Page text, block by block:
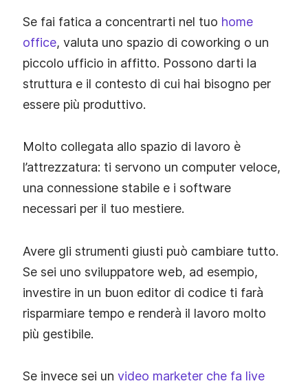
Se fai fatica a concentrarti nel tuo home
office, valuta uno spazio di coworking o un
piccolo ufficio in affitto. Possono darti la
struttura e il contesto di cui hai bisogno per
essere più produttivo.
Molto collegata allo spazio di lavoro è
l’attrezzatura: ti servono un computer veloce,
una connessione stabile e i software
necessari per il tuo mestiere.
Avere gli strumenti giusti può cambiare tutto.
Se sei uno sviluppatore web, ad esempio,
investire in un buon editor di codice ti farà
risparmiare tempo e renderà il lavoro molto
più gestibile.
Se invece sei un video marketer che fa live